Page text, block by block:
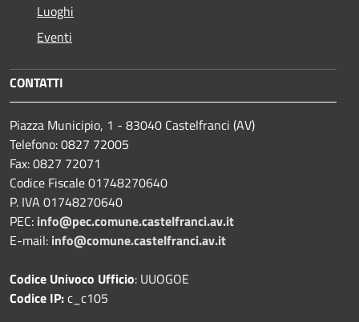
Luoghi
Eventi
CONTATTI
Piazza Municipio, 1 - 83040 Castelfranci (AV)
Telefono: 0827 72005
Fax: 0827 72071
Codice Fiscale 01748270640
P. IVA 01748270640
PEC: info@pec.comune.castelfranci.av.it
E-mail: info@comune.castelfranci.av.it
Codice Univoco Ufficio: UUOGOE
Codice IP:c_c105